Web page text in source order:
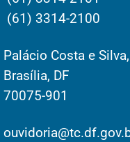
(61) 3314-2100
Palácio Costa e
Brasília, DF
70075-901